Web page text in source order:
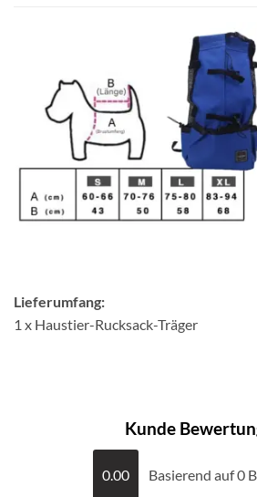
Lieferumfang:
1 x Haustier-Rucksack-Träger
Kunde
0.00 Basierend auf 0